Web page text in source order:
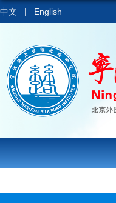
中文 | English